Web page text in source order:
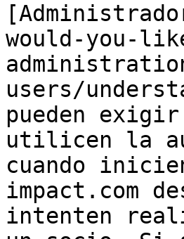
would-you-
users/
pueden
utilicen la
cuando
impact.com
intenten